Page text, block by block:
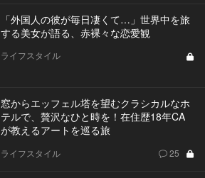
「外国人の彼が毎日凄くて…」世界中を旅
する美女が語る、赤裸々な恋愛観
ライフスタイル
窓からエッフェル塔を望むクラシカルなホ
テルで、贅沢なひと時を！在住歴18年CA
が教えるアートを巡る旅
ライフスタイル 25